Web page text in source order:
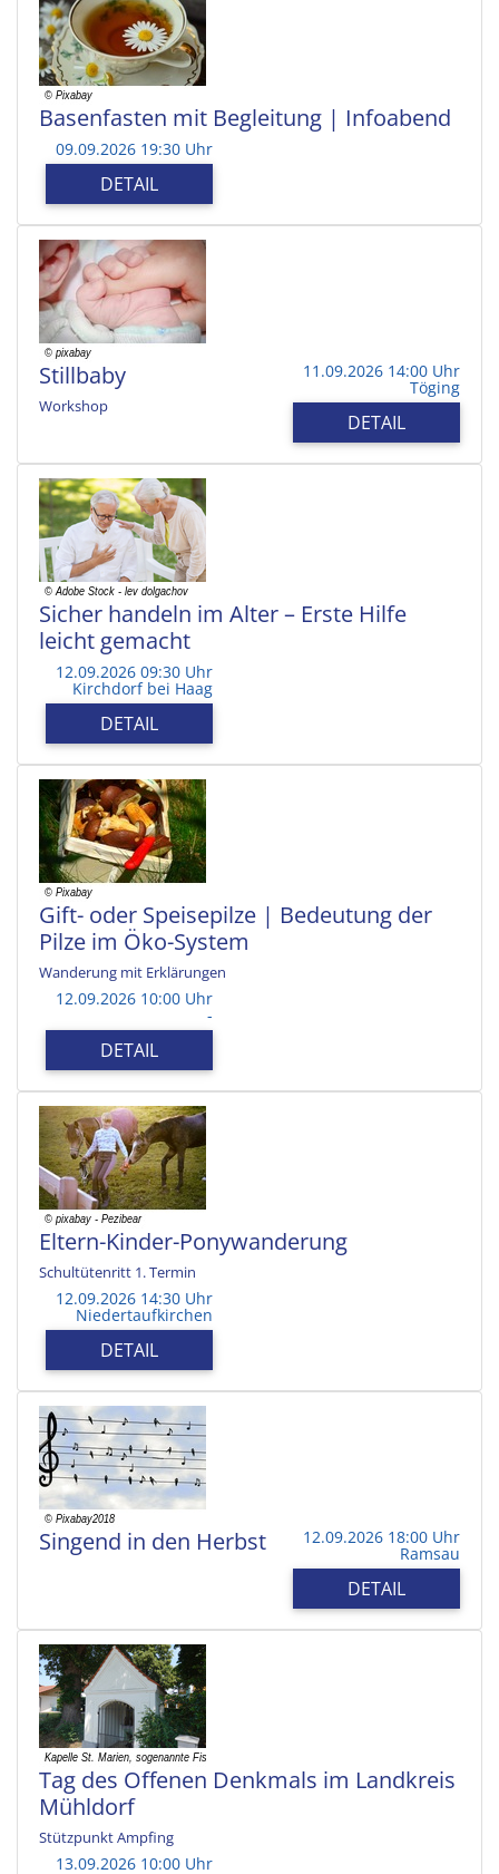
Basenfasten mit Begleitung | Infoabend
09.09.2026 19:30 Uhr
DETAIL
Stillbaby
Workshop
11.09.2026 14:00 Uhr
Töging
DETAIL
Sicher handeln im Alter – Erste Hilfe
leicht gemacht
12.09.2026 09:30 Uhr
Kirchdorf bei Haag
DETAIL
Gift- oder Speisepilze | Bedeutung der
Pilze im Öko-System
Wanderung mit Erklärungen
12.09.2026 10:00 Uhr
-
DETAIL
Eltern-Kinder-Ponywanderung
Schultütenritt 1. Termin
12.09.2026 14:30 Uhr
Niedertaufkirchen
DETAIL
Singend in den Herbst 12.09.2026 18:00 Uhr
Ramsau
DETAIL
Tag des Offenen Denkmals im Landkreis
Mühldorf
Stützpunkt Ampfing
13.09.2026 10:00 Uhr